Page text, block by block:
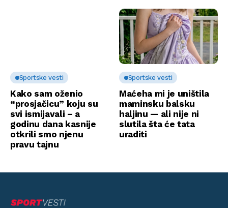
Sportske vesti
Kako sam oženio
“prosjačicu” koju su
svi ismijavali – a
godinu dana kasnije
otkrili smo njenu
pravu tajnu
Sportske vesti
Maćeha mi je uništila
maminsku balsku
haljinu — ali nije ni
slutila šta će tata
uraditi